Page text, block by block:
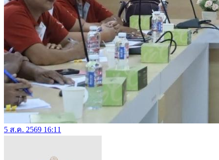
5 ส.ค. 2569 16:11